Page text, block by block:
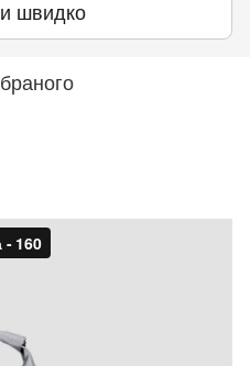
швидко